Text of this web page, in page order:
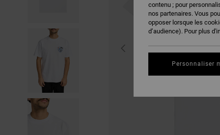
contenu ; pour
nos partenaires. Vous
opposer lorsque les
d’audience). Pour plus
Personnaliser